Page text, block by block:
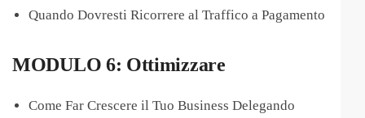
Quando Dovresti Ricorrere al Traffico a Pagamento
MODULO 6: Ottimizzare
Come Far Crescere il Tuo Business Delegando